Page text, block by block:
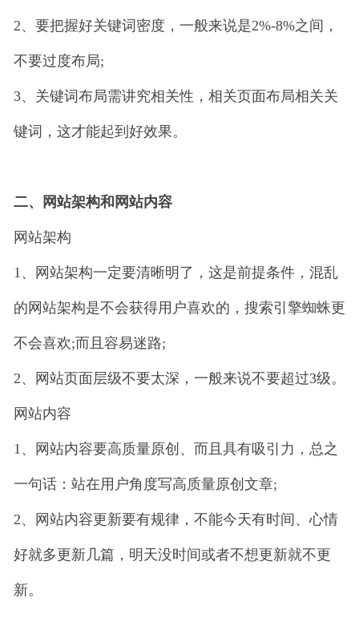
2、要把握好关键词密度，一般来说是2%-8%之间，
不要过度布局;
3、关键词布局需讲究相关性，相关页面布局相关关
键词，这才能起到好效果。
二、网站架构和网站内容
网站架构
1、网站架构一定要清晰明了，这是前提条件，混乱
的网站架构是不会获得用户喜欢的，搜索引擎蜘蛛更
不会喜欢;而且容易迷路;
2、网站页面层级不要太深，一般来说不要超过3级。
网站内容
1、网站内容要高质量原创、而且具有吸引力，总之
一句话：站在用户角度写高质量原创文章;
2、网站内容更新要有规律，不能今天有时间、心情
好就多更新几篇，明天没时间或者不想更新就不更
新。